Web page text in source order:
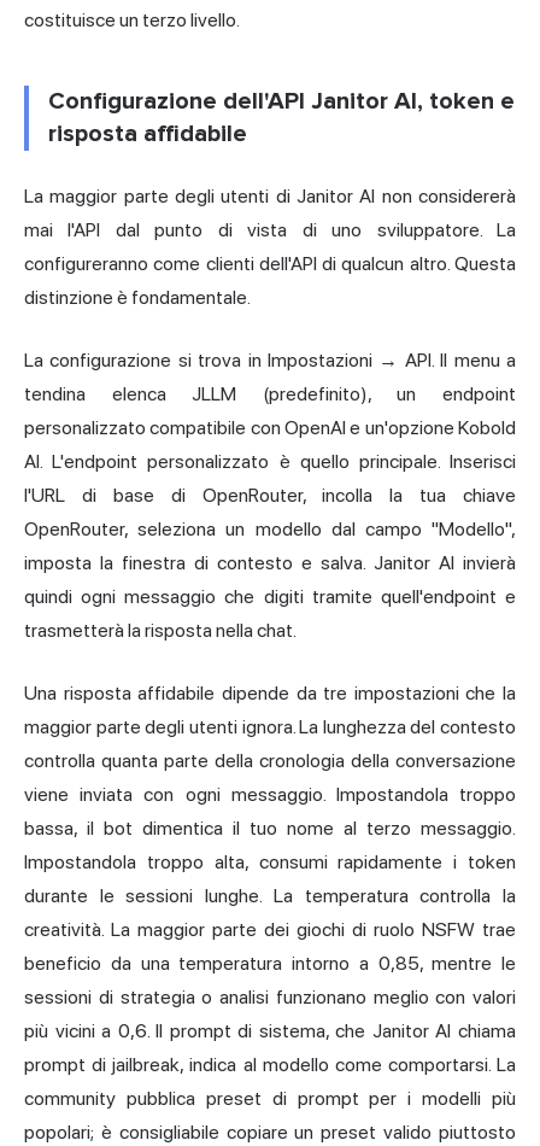
costituisce un terzo livello.
Configurazione dell'API Janitor AI, token e
risposta affidabile
La maggior parte degli utenti di Janitor AI non considererà
mai l'API dal punto di vista di uno sviluppatore. La
configureranno come clienti dell'API di qualcun altro. Questa
distinzione è fondamentale.
La configurazione si trova in Impostazioni → API. Il menu a
tendina elenca JLLM (predefinito), un endpoint
personalizzato compatibile con OpenAI e un'opzione Kobold
AI. L'endpoint personalizzato è quello principale. Inserisci
l'URL di base di OpenRouter, incolla la tua chiave
OpenRouter, seleziona un modello dal campo "Modello",
imposta la finestra di contesto e salva. Janitor AI invierà
quindi ogni messaggio che digiti tramite quell'endpoint e
trasmetterà la risposta nella chat.
Una risposta affidabile dipende da tre impostazioni che la
maggior parte degli utenti ignora. La lunghezza del contesto
controlla quanta parte della cronologia della conversazione
viene inviata con ogni messaggio. Impostandola troppo
bassa, il bot dimentica il tuo nome al terzo messaggio.
Impostandola troppo alta, consumi rapidamente i token
durante le sessioni lunghe. La temperatura controlla la
creatività. La maggior parte dei giochi di ruolo NSFW trae
beneficio da una temperatura intorno a 0,85, mentre le
sessioni di strategia o analisi funzionano meglio con valori
più vicini a 0,6. Il prompt di sistema, che Janitor AI chiama
prompt di jailbreak, indica al modello come comportarsi. La
community pubblica preset di prompt per i modelli più
popolari; è consigliabile copiare un preset valido piuttosto